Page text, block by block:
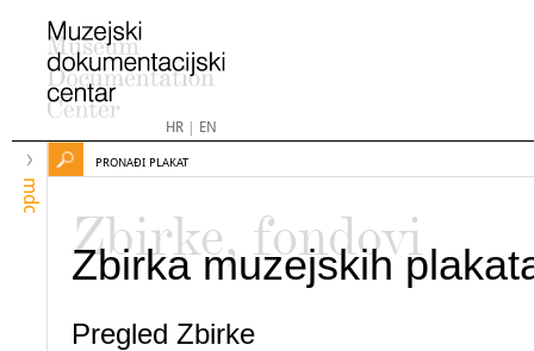
HR| EN
mdc
PRONAĐI PLAKAT
Zbirke, fondovi
Zbirka muzejskih
Pregled Zbirke